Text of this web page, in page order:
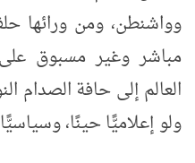
وواشنطن، ومن ورائها
مباشر وغير مسبوق
العالم إلى حافة الصدام
ولو إعلاميًّا حينًا،